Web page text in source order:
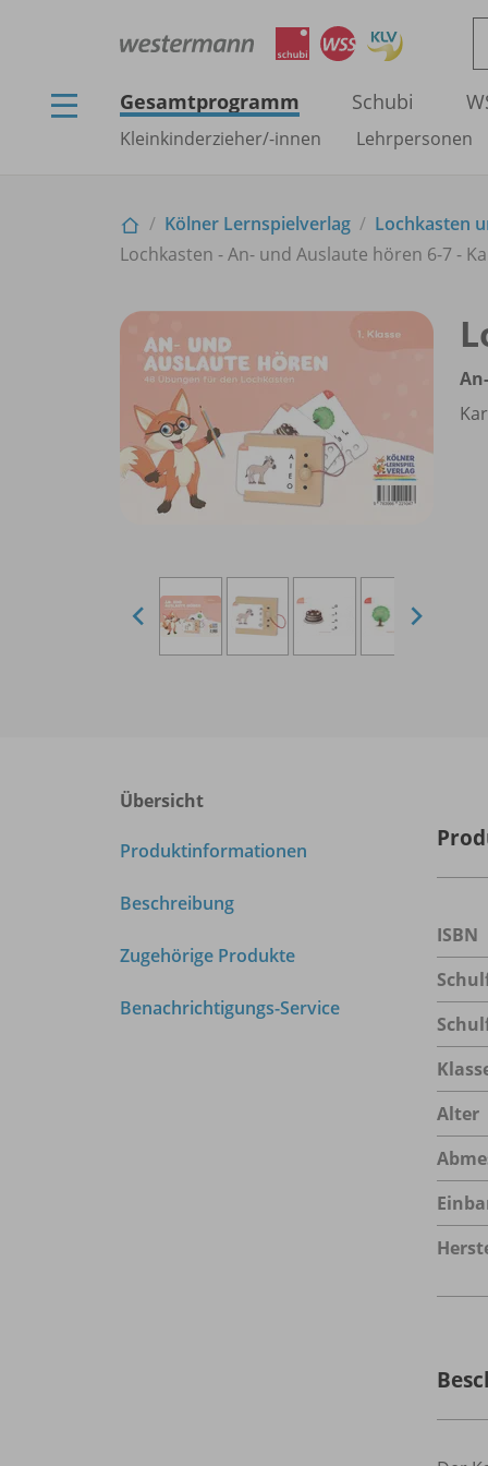
Gesamtprogramm Schubi
Kleinkinderzieher/-innen Lehrpersonen
Kölner Lernspielverlag
Lochkasten
Lochkasten - An- und Auslaute hören 6-7 -
Übersicht
Produktinformationen
Beschreibung
Zugehörige Produkte
Benachrichtigungs-Service
ISBN
Alter